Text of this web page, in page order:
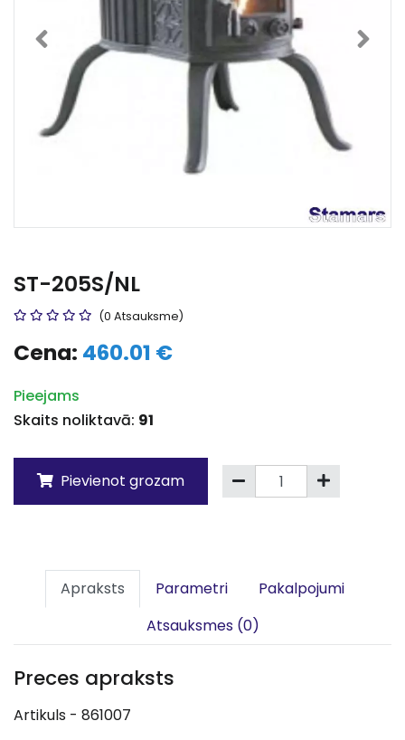
ST-205S/NL
(0 Atsauksme)
Cena: 460.01 €
Pieejams
Skaits noliktavā: 91
Pievienot grozam
Apraksts Parametri
Pakalpojumi
Atsauksmes (0)
Preces apraksts
Artikuls - 861007